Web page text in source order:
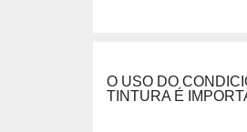
O USO DO
TINTURA É